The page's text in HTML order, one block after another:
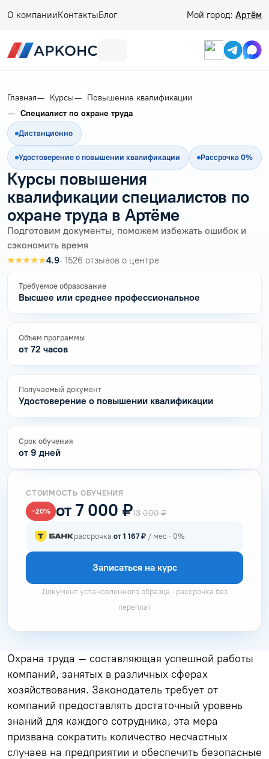
О компанииКонтактыБлог Мой город: Артём
Главная Курсы
Повышение квалификации
Специалист по охране труда
Дистанционно
Удостоверение о повышении квалификации Рассрочка 0%
Курсы повышения
квалификации специалистов по
охране труда в Артёме
Подготовим документы, поможем избежать ошибок и
сэкономить время
★★★★★4.9· 1526 отзывов о центре
Требуемое образование
Высшее или среднее профессиональное
Объем программы
от 72 часов
Получаемый документ
Удостоверение о повышении квалификации
Срок обучения
от 9 дней
СТОИМОСТЬ ОБУЧЕНИЯ
−20% от 7 000 ₽13 000 ₽
рассрочка от 1 167 ₽ / мес · 0%
Записаться на курс
Документ установленного образца · рассрочка без
переплат
Охрана труда – составляющая успешной работы
компаний, занятых в различных сферах
хозяйствования. Законодатель требует от
компаний предоставлять достаточный уровень
знаний для каждого сотрудника, эта мера
призвана сократить количество несчастных
случаев на предприятии и обеспечить безопасные